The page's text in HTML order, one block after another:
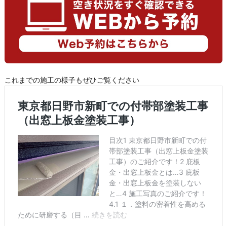
これまでの施工の様子もぜひご覧ください